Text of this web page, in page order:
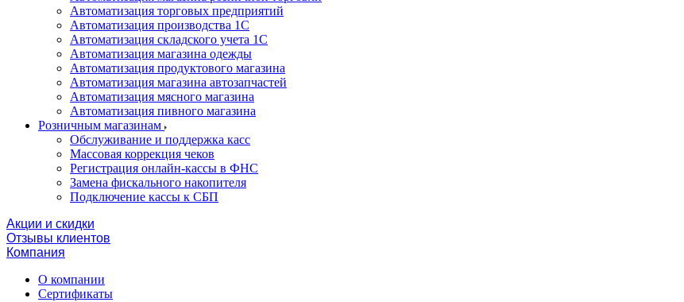
Автоматизация торговых предприятий
Автоматизация производства 1С
Автоматизация складского учета 1C
Автоматизация магазина одежды
Автоматизация продуктового магазина
Автоматизация магазина автозапчастей
Автоматизация мясного магазина
Автоматизация пивного магазина
Розничным магазинам
Обслуживание и поддержка касс
Массовая коррекция чеков
Регистрация онлайн-кассы в ФНС
Замена фискального накопителя
Подключение кассы к СБП
Акции и скидки
Отзывы клиентов
Компания
О компании
Сертификаты